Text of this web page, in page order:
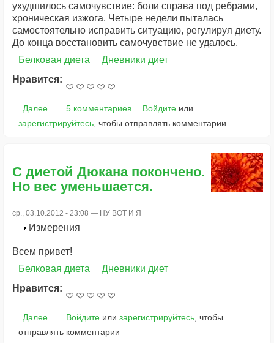
ухудшилось самочувствие: боли справа под ребрами,
хроническая изжога. Четыре недели пыталась
самостоятельно исправить ситуацию, регулируя диету.
До конца восстановить самочувствие не удалось.
Белковая диета
Дневники диет
Нравится:
Далее... 5 комментариев Войдитеили
зарегистрируйтесь , чтобы отправлять комментарии
С диетой Дюкана покончено.
Но вес уменьшается.
ср., 03.10.2012 - 23:08 — НУ ВОТ И Я
Измерения
Всем привет!
Белковая диета
Дневники диет
Нравится:
Далее... Войдитеили зарегистрируйтесь, чтобы
отправлять комментарии